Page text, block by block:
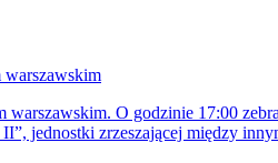
warszawskim
warszawskim. O godzinie 17:00
jednostki zrzeszającej między